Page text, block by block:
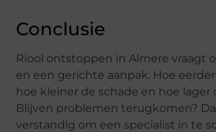
Conclusie
Riool ontstoppen in Almere vraagt
en een gerichte aanpak. Hoe
hoe kleiner de schade en hoe lager
Blijven problemen terugkomen?
verstandig om een specialist in te